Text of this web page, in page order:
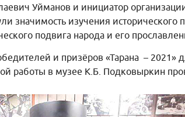
Уйманов и инициатор
значимость изучения
подвига народа и его
и призёров «Тарана – 2021»
работы в музее К.Б. Подковыркин